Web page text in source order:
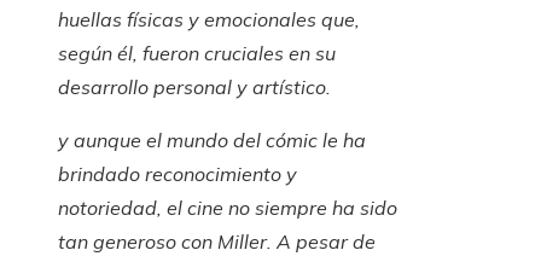
huellas físicas y emocionales que,
según él, fueron cruciales en su
desarrollo personal y artístico.
y aunque el mundo del cómic le ha
brindado reconocimiento y
notoriedad, el cine no siempre ha sido
tan generoso con Miller. A pesar de